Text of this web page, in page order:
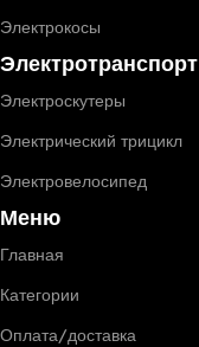
Электрокосы
Электротранспорт
Электроскутеры
Электрический трицикл
Электровелосипед
Меню
Главная
Категории
Оплата/доставка